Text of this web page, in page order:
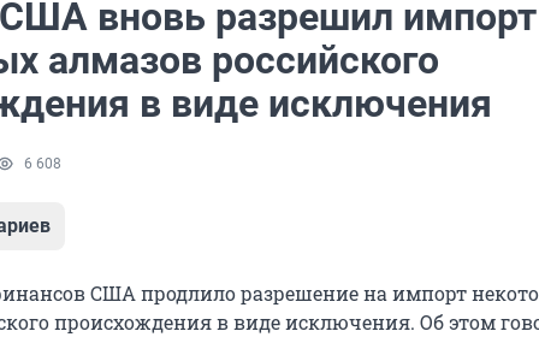
вновь разрешил импорт
алмазов российского
в виде исключения
6 608
США продлило разрешение на импорт
происхождения в виде исключения. Об этом